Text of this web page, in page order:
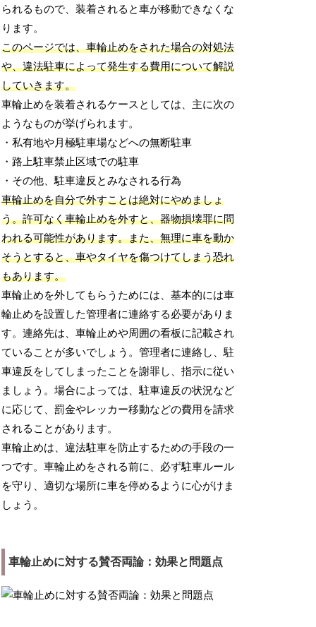
られるもので、装着されると車が移動できなくな
ります。
このページでは、車輪止めをされた場合の対処法
や、違法駐車によって発生する費用について解説
していきます。
車輪止めを装着されるケースとしては、主に次の
ようなものが挙げられます。
・私有地や月極駐車場などへの無断駐車
・路上駐車禁止区域での駐車
・その他、駐車違反とみなされる行為
車輪止めを自分で外すことは絶対にやめましょ
う。許可なく車輪止めを外すと、器物損壊罪に問
われる可能性があります。また、無理に車を動か
そうとすると、車やタイヤを傷つけてしまう恐れ
もあります。
車輪止めを外してもらうためには、基本的には車
輪止めを設置した管理者に連絡する必要がありま
す。連絡先は、車輪止めや周囲の看板に記載され
ていることが多いでしょう。管理者に連絡し、駐
車違反をしてしまったことを謝罪し、指示に従い
ましょう。場合によっては、駐車違反の状況など
に応じて、罰金やレッカー移動などの費用を請求
されることがあります。
車輪止めは、違法駐車を防止するための手段の一
つです。車輪止めをされる前に、必ず駐車ルール
を守り、適切な場所に車を停めるように心がけま
しょう。
車輪止めに対する賛否両論：効果と問題点